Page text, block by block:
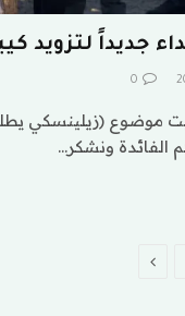
جديداً لتزويد
0
موضوع (زيلينسكي
الفائدة ونشكر…
التالي